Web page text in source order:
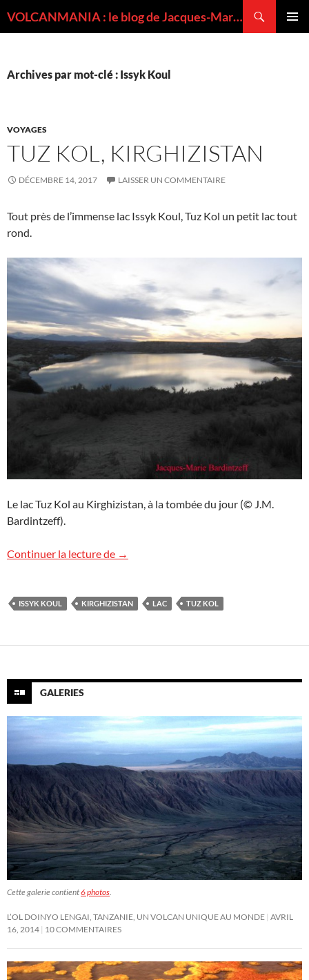
VOLCANMANIA : le blog de Jacques-Marie BARDINTZEFF, volcanologue
Archives par mot-clé : Issyk Koul
VOYAGES
TUZ KOL, KIRGHIZISTAN
DÉCEMBRE 14, 2017 LAISSER UN COMMENTAIRE
Tout près de l’immense lac Issyk Koul, Tuz Kol un petit lac tout
rond.
Le lac Tuz Kol au Kirghizistan, à la tombée du jour (© J.M.
Bardintzeff).
Continuer la lecture de Tuz Kol, Kirghizistan
→
ISSYK KOUL KIRGHIZISTAN LAC TUZ KOL
GALERIES
Cette galerie contient6 photos.
L’OL DOINYO LENGAI, TANZANIE, UN VOLCAN UNIQUE AU MONDE AVRIL
16, 2014 10 COMMENTAIRES